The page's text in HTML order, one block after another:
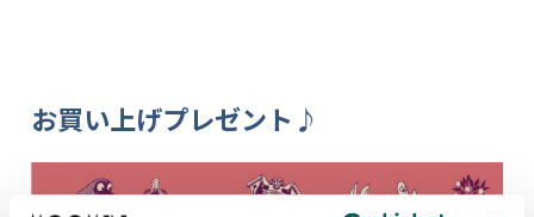
お買い上げプレゼント♪